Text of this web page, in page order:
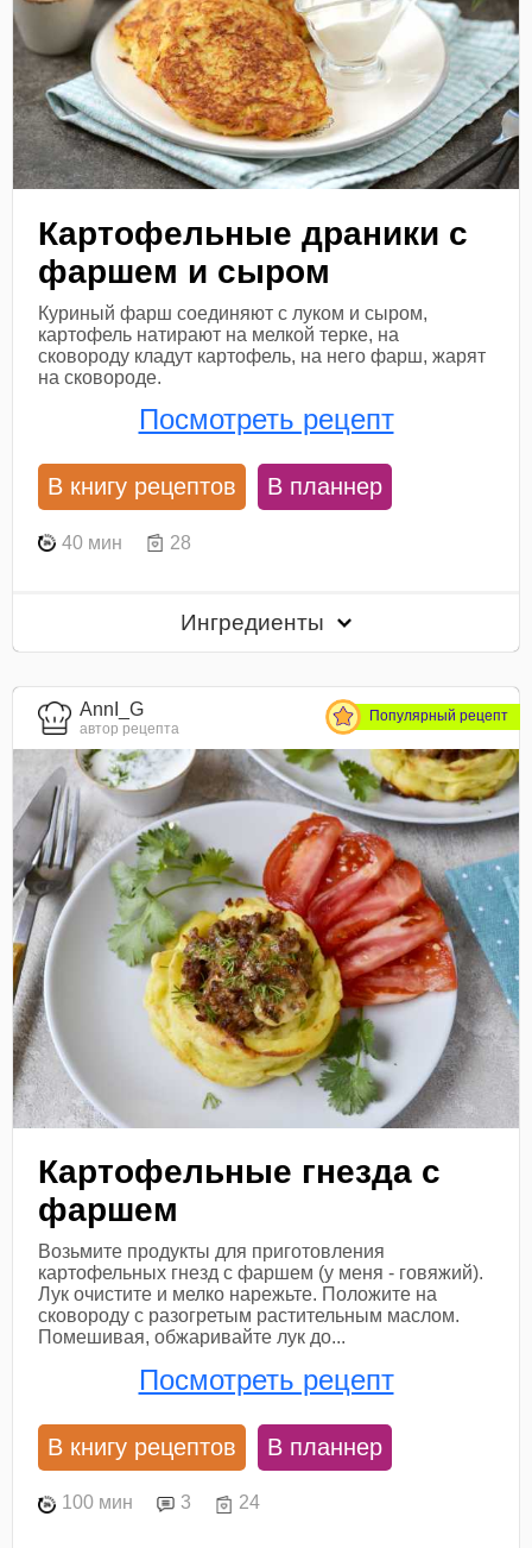
Картофельные драники с
фаршем и сыром
Куриный фарш соединяют с луком и сыром,
картофель натирают на мелкой терке, на
сковороду кладут картофель, на него фарш, жарят
на сковороде.
Посмотреть рецепт
В книгу рецептов В планнер
40 мин 28
Ингредиенты
AnnI_G
автор рецепта
Популярный рецепт
Картофельные гнезда с
фаршем
Возьмите продукты для приготовления
картофельных гнезд с фаршем (у меня - говяжий).
Лук очистите и мелко нарежьте. Положите на
сковороду с разогретым растительным маслом.
Помешивая, обжаривайте лук до...
Посмотреть рецепт
В книгу рецептов В планнер
100 мин 3 24